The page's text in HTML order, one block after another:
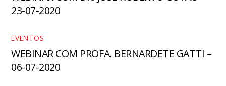
23-07-2020
EVENTOS
WEBINAR COM PROFA. BERNARDETE GATTI –
06-07-2020